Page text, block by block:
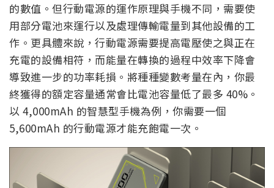
的數值。但行動電源的運作原理與手機不同，需要使
用部分電池來運行以及處理傳輸電量到其他設備的工
作。更具體來說，行動電源需要提高電壓使之與正在
充電的設備相符，而能量在轉換的過程中效率下降會
導致進一步的功率耗損。將種種變數考量在內，你最
終獲得的額定容量通常會比電池容量低了最多 40%。
以 4,000mAh 的智慧型手機為例，你需要一個
5,600mAh 的行動電源才能充飽電一次。